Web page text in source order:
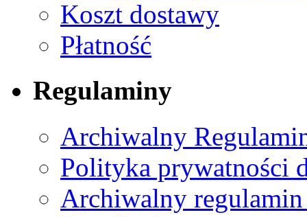
Koszt dostawy
Płatność
Regulaminy
Archiwalny
Polityka prywatności
Archiwalny